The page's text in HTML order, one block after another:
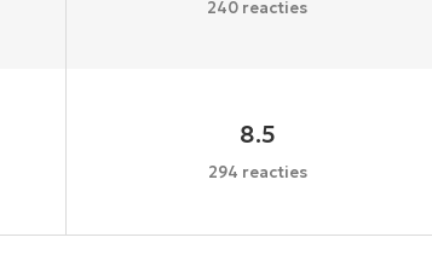
240 reacties
8.5
294 reacties